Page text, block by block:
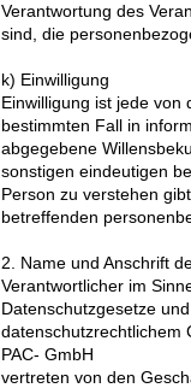
Verantwortung des
sind, die
k) Einwilligung
Einwilligung ist jede von
bestimmten Fall in
abgegebene
sonstigen eindeutigen
Person zu verstehen
betreffenden
2. Name und Anschrift
Verantwortlicher im
Datenschutzgesetze
datenschutzrechtlichem
PAC- GmbH
vertreten von den